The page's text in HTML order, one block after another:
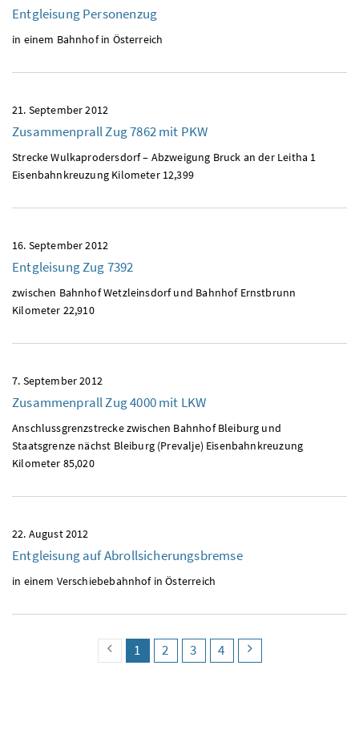
Entgleisung Personenzug
in einem Bahnhof in Österreich
21. September 2012
Zusammenprall Zug 7862 mit PKW
Strecke Wulkaprodersdorf – Abzweigung Bruck an der Leitha 1
Eisenbahnkreuzung Kilometer 12,399
16. September 2012
Entgleisung Zug 7392
zwischen Bahnhof Wetzleinsdorf und Bahnhof Ernstbrunn
Kilometer 22,910
7. September 2012
Zusammenprall Zug 4000 mit LKW
Anschlussgrenzstrecke zwischen Bahnhof Bleiburg und
Staatsgrenze nächst Bleiburg (Prevalje) Eisenbahnkreuzung
Kilometer 85,020
22. August 2012
Entgleisung auf Abrollsicherungsbremse
in einem Verschiebebahnhof in Österreich
vorherige Seite
Seite
1 (aktuell)
Seite
2 Seite
3 Seite
4